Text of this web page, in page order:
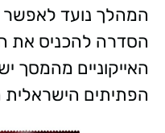
המהלך נועד לאפשר
הסדרה להכניס את
האייקוניים מהמסך
הפתיתים